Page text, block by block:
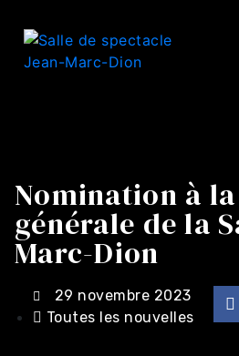
Nomination à
générale de la
Marc-Dion
29 novembre 2023
Toutes les nouvelles